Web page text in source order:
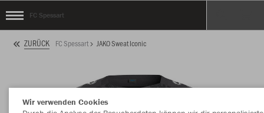
FC Spessart
ZURÜCK FC Spessart JAKO Sweat Iconic
Wir verwenden Cookies